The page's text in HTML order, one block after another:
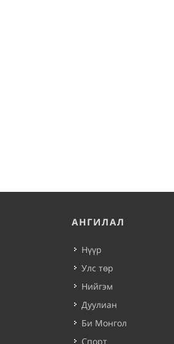
АНГИЛАЛ
Нүүр
Улс төр
Нийгэм
Дуулиан
Би Монгол
Спорт